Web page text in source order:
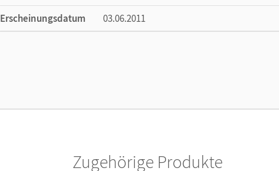
Erscheinungsdatum
03.06.2011
Zugehörige Produkte